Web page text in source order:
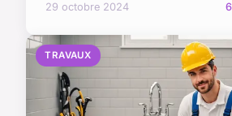
29 octobre 2024
TRAVAUX